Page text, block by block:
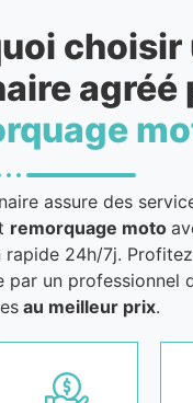
choisir
agréé
assure des
remorquage moto
24h/7j. Profitez
par un professionnel
au meilleur prix.